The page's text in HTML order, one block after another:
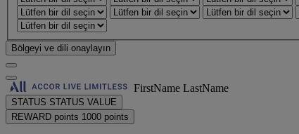
Bölgeyi ve dili onaylayın
FirstName LastName
STATUS STATUS VALUE
REWARD points 1000 points